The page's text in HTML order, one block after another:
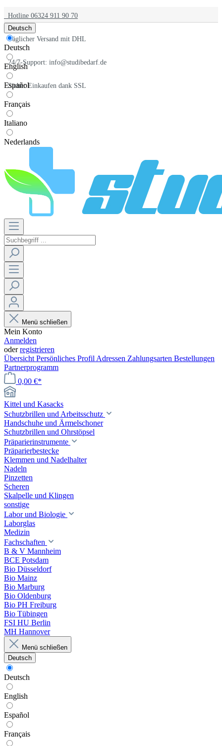
Hotline 06324 911 90 70
Täglicher Versand mit DHL
24/7-Support: info@studibedarf.de
Sicher Einkaufen dank SSL
Deutsch
Deutsch
English
Español
Français
Italiano
Nederlands
Menü schließen
Mein Konto
Anmelden
oderregistrieren
Übersicht Persönliches Profil Adressen Zahlungsarten Bestellungen
Partnerprogramm
0,00 €*
Kittel und Kasacks
Schutzbrillen und Arbeitsschutz
Handschuhe und Ärmelschoner
Schutzbrillen und Ohrstöpsel
Präparierinstrumente
Präparierbestecke
Klemmen und Nadelhalter
Nadeln
Pinzetten
Scheren
Skalpelle und Klingen
sonstige
Labor und Biologie
Laborglas
Medizin
Fachschaften
B & V Mannheim
BCE Potsdam
Bio Düsseldorf
Bio Mainz
Bio Marburg
Bio Oldenburg
Bio PH Freiburg
Bio Tübingen
FSI HU Berlin
MH Hannover
Menü schließen
Deutsch
Deutsch
English
Español
Français